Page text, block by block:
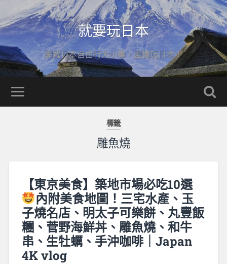
就要玩日本
網羅日本自由行大小事，盡情玩日本！
標籤
雕魚燒
【東京美食】築地市場必吃10選
內附美食地圖！三宅水產、玉
子燒名店、明太子可樂餅、丸豐飯
糰、菅野海鮮丼、雕魚燒、和牛
串、生牡蠣、手沖咖啡｜Japan
4K vlog